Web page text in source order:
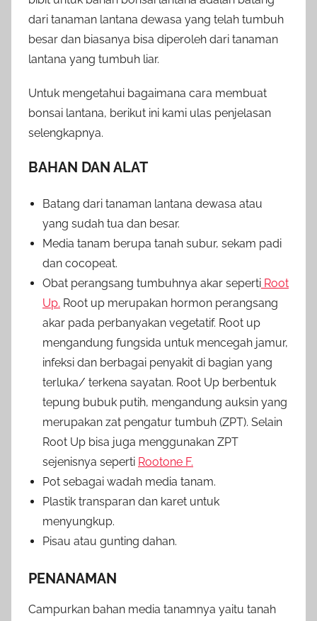
dari tanaman lantana dewasa yang telah tumbuh
besar dan biasanya bisa diperoleh dari tanaman
lantana yang tumbuh liar.
Untuk mengetahui bagaimana cara membuat
bonsai lantana, berikut ini kami ulas penjelasan
selengkapnya.
BAHAN DAN ALAT
Batang dari tanaman lantana dewasa atau
yang sudah tua dan besar.
Media tanam berupa tanah subur, sekam padi
dan cocopeat.
Obat perangsang tumbuhnya akar seperti Root
Up. Root up merupakan hormon perangsang
akar pada perbanyakan vegetatif. Root up
mengandung fungsida untuk mencegah jamur,
infeksi dan berbagai penyakit di bagian yang
terluka/ terkena sayatan. Root Up berbentuk
tepung bubuk putih, mengandung auksin yang
merupakan zat pengatur tumbuh (ZPT). Selain
Root Up bisa juga menggunakan ZPT
sejenisnya seperti Rootone F.
Pot sebagai wadah media tanam.
Plastik transparan dan karet untuk
menyungkup.
Pisau atau gunting dahan.
PENANAMAN
Campurkan bahan media tanamnya yaitu tanah